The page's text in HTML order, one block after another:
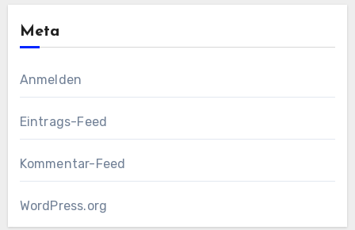
Meta
Anmelden
Eintrags-Feed
Kommentar-Feed
WordPress.org